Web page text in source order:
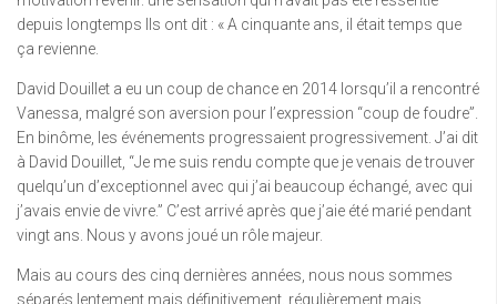
depuis longtemps Ils ont dit : « A cinquante ans, il était temps que
ça revienne.
David Douillet a eu un coup de chance en 2014 lorsqu’il a rencontré
Vanessa, malgré son aversion pour l’expression “coup de foudre”.
En binôme, les événements progressaient progressivement. J’ai dit
à David Douillet, “Je me suis rendu compte que je venais de trouver
quelqu’un d’exceptionnel avec qui j’ai beaucoup échangé, avec qui
j’avais envie de vivre.” C’est arrivé après que j’aie été marié pendant
vingt ans. Nous y avons joué un rôle majeur.
Mais au cours des cinq dernières années, nous nous sommes
séparés lentement mais définitivement, régulièrement mais